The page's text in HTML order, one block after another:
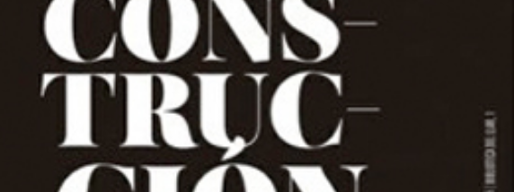
Por una autonomía del habitar. Escritos sobre vivienda, urbanismo,